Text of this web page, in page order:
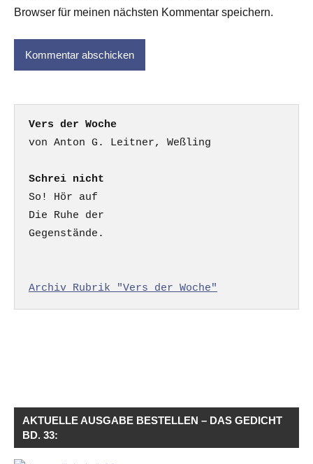
Browser für meinen nächsten Kommentar speichern.
Vers der Woche
Schrei nicht
So! Hör auf
Die Ruhe der
Gegenstände.
Archiv Rubrik "Vers der Woche"
AKTUELLE AUSGABE BESTELLEN – DAS GEDICHT
BD. 33: